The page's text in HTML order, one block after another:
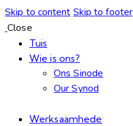
Skip to content Skip to footer
Close
Tuis
Wie is ons?
Ons Sinode
Our Synod
Werksaamhede